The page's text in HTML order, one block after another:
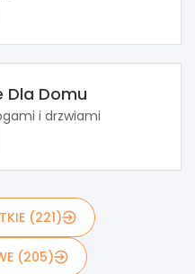
Dla Domu
i drzwiami
(221)
(205)